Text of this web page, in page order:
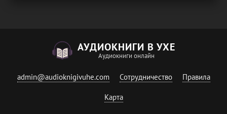
АУДИОКНИГИ В УХЕ
Аудиокниги онлайн
admin@audioknigivuhe.com Сотрудничество Правила
Карта